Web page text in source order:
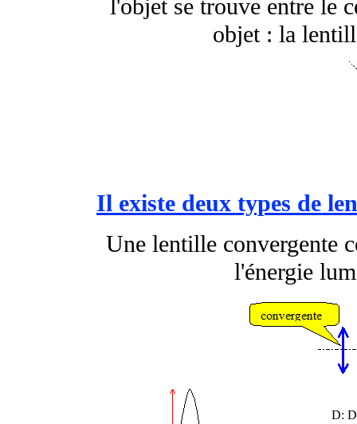
l'objet se trouve entre le
objet : la
Il existe deux types de
Une lentille convergente
l'énergie
D: